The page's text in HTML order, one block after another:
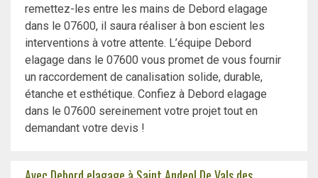
remettez-les entre les mains de Debord elagage
dans le 07600, il saura réaliser à bon escient les
interventions à votre attente. L’équipe Debord
elagage dans le 07600 vous promet de vous fournir
un raccordement de canalisation solide, durable,
étanche et esthétique. Confiez à Debord elagage
dans le 07600 sereinement votre projet tout en
demandant votre devis !